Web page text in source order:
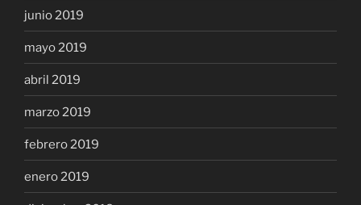
junio 2019
mayo 2019
abril 2019
marzo 2019
febrero 2019
enero 2019